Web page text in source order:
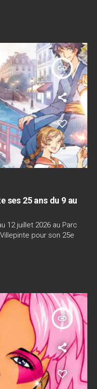
insert_link
ses 25 ans du 9 au
12 juillet 2026 au Parc
pour son 25e
insert_link